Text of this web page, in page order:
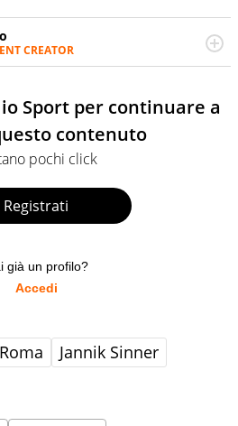
CREATOR
dal 2007, scrive per curiosità
innocenti evasioni
di format. Un tempo ala
a suo agio nel ruolo di libero. Cura
dei migliori 5 calciatori di sempre.
Sport per continuare a
contenuto
pochi click
Registrati
già un profilo?
Accedi
Jannik Sinner